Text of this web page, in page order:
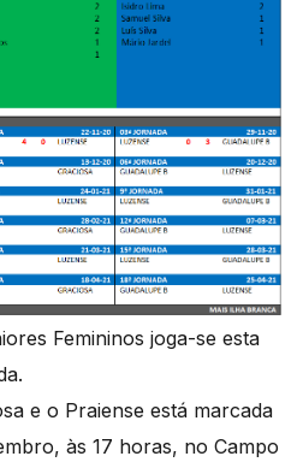
Femininos joga-se esta
e o Praiense está marcada
às 17 horas, no Campo